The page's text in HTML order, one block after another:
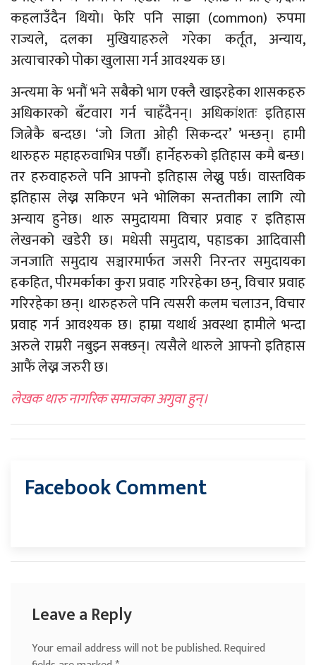
कहलाउँदैन थियो। फेरि पनि साझा (common) रुपमा
राज्यले, दलका मुखियाहरुले गरेका कर्तूत, अन्याय,
अत्याचारको पोका खुलासा गर्न आवश्यक छ।
अन्त्यमा के भनौं भने सबैको भाग एक्लै खाइरहेका शासकहरु
अधिकारको बँटवारा गर्न चाहँदैनन्। अधिकांशतः इतिहास
जित्नेकै बन्दछ। ‘जो जिता ओही सिकन्दर’ भन्छन्। हामी
थारुहरु महाहरुवाभित्र पर्छौं। हार्नेहरुको इतिहास कमै बन्छ।
तर हरुवाहरुले पनि आफ्नो इतिहास लेख्नु पर्छ। वास्तविक
इतिहास लेख्न सकिएन भने भोलिका सन्ततीका लागि त्यो
अन्याय हुनेछ। थारु समुदायमा विचार प्रवाह र इतिहास
लेखनको खडेरी छ। मधेसी समुदाय, पहाडका आदिवासी
जनजाति समुदाय सञ्चारमार्फत जसरी निरन्तर समुदायका
हकहित, पीरमर्काका कुरा प्रवाह गरिरहेका छन्, विचार प्रवाह
गरिरहेका छन्। थारुहरुले पनि त्यसरी कलम चलाउन, विचार
प्रवाह गर्न आवश्यक छ। हाम्रा यथार्थ अवस्था हामीले भन्दा
अरुले राम्ररी नबुझ्न सक्छन्। त्यसैले थारुले आफ्नो इतिहास
आफैं लेख्न जरुरी छ।
लेखक थारु नागरिक समाजका अगुवा हुन्।
Facebook Comment
Leave a Reply
Your email address will not be published.Required